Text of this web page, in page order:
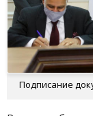
Подписание